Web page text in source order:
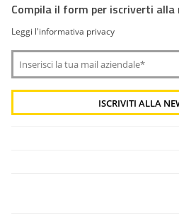
Compila il form per iscriverti alla
Leggi l'informativa privacy